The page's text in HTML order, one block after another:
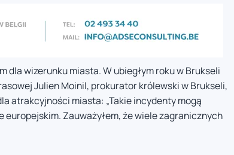
dla wizerunku miasta. W ubiegłym roku w Brukseli
Julien Moinil, prokurator królewski w Brukseli,
atrakcyjności miasta: „Takie incydenty mogą
Zauważyłem, że wiele zagranicznych